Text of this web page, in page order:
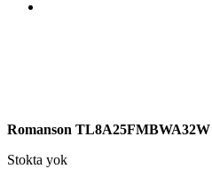
Romanson
Stokta yok